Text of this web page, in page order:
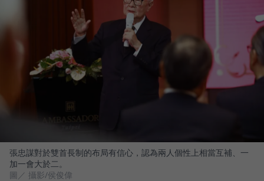
張忠謀對於雙首長制的布局有信心，認為兩人個性上相當互補、一
加一會大於二。
圖／ 攝影/侯俊偉